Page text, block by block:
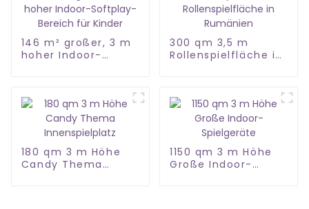
146 m² großer, 3 m
hoher Indoor-
300 qm 3,5 m
Rollenspielfläche in
180 qm 3 m Höhe
Candy Thema
1150 qm 3 m Höhe
Große Indoor-